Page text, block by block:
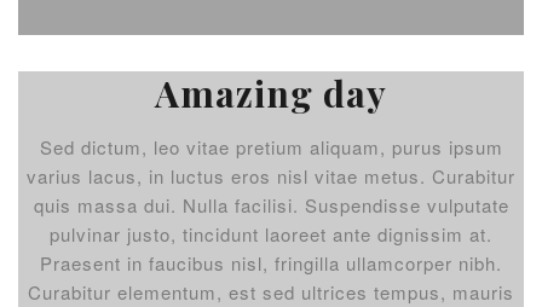
Amazing day
Sed dictum, leo vitae pretium aliquam, purus ipsum
varius lacus, in luctus eros nisl vitae metus. Curabitur
quis massa dui. Nulla facilisi. Suspendisse vulputate
pulvinar justo, tincidunt laoreet ante dignissim at.
Praesent in faucibus nisl, fringilla ullamcorper nibh.
Curabitur elementum, est sed ultrices tempus, mauris